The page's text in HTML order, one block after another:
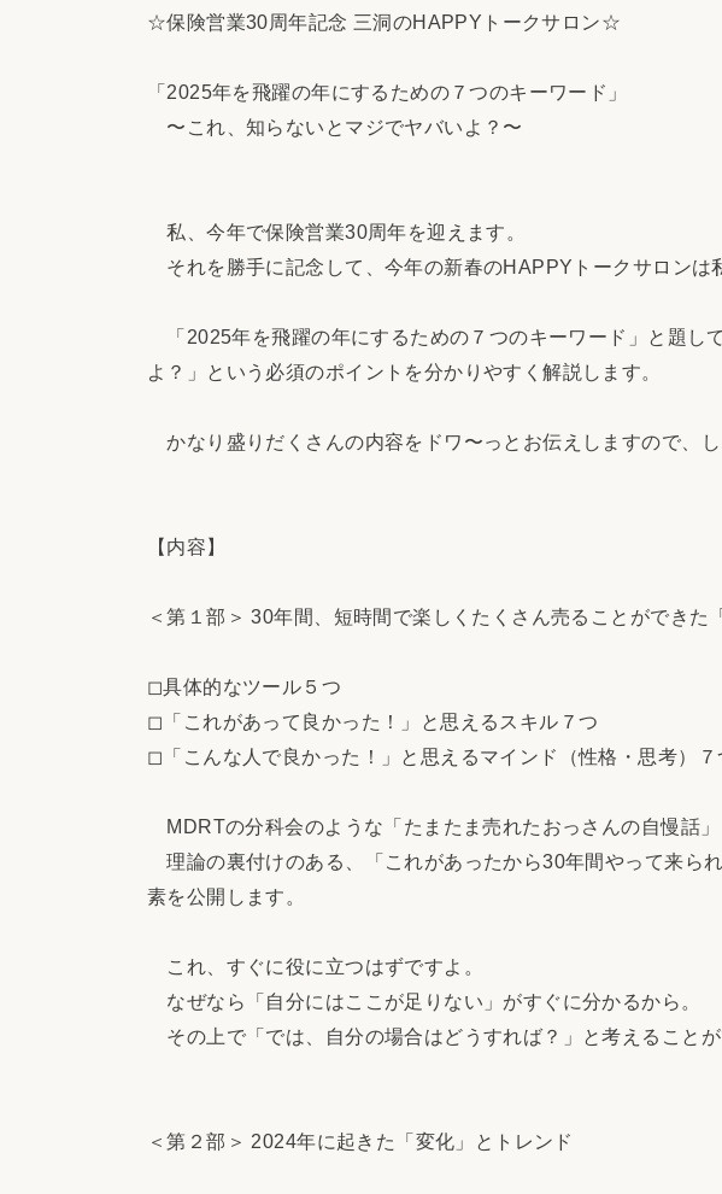
☆保険営業30周年記念 三洞のHAPPYトークサロン☆
「2025年を飛躍の年にするための７つのキーワード」
〜これ、知らないとマジでヤバいよ？〜
私、今年で保険営業30周年を迎えます。
それを勝手に記念して、今年の新春のHAPPYトークサロンは
「2025年を飛躍の年にするための７つのキーワード」と題し
よ？」という必須のポイントを分かりやすく解説します。
かなり盛りだくさんの内容をドワ〜っとお伝えしますので、し
【内容】
＜第１部＞ 30年間、短時間で楽しくたくさん売ることができた
◻︎具体的なツール５つ
◻︎「これがあって良かった！」と思えるスキル７つ
◻︎「こんな人で良かった！」と思えるマインド（性格・思考）７
MDRTの分科会のような「たまたま売れたおっさんの自慢話」
理論の裏付けのある、「これがあったから30年間やって来ら
素を公開します。
これ、すぐに役に立つはずですよ。
なぜなら「自分にはここが足りない」がすぐに分かるから。
その上で「では、自分の場合はどうすれば？」と考えることが
＜第２部＞ 2024年に起きた「変化」とトレンド